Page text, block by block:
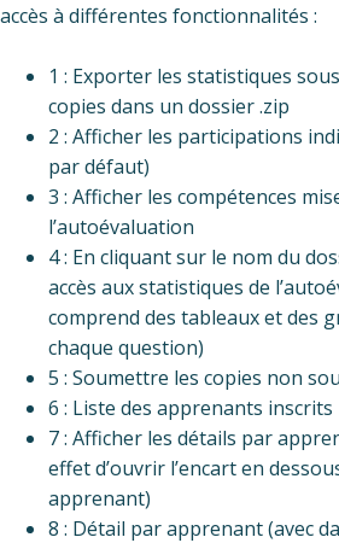
accès à différentes fonctionnalités :
1 : Exporter les statistiques
copies dans un dossier .zip
2 : Afficher les participations
par défaut)
3 : Afficher les compétences
l’autoévaluation
4 : En cliquant sur le nom du
accès aux statistiques de
comprend des tableaux et des
chaque question)
5 : Soumettre les copies non
6 : Liste des apprenants inscrits
7 : Afficher les détails par
effet d’ouvrir l’encart en
apprenant)
8 : Détail par apprenant (avec